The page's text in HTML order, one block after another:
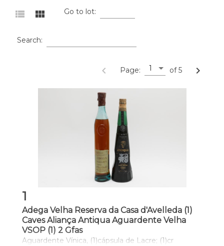
view_list view_module Go to lot:
Search:
navigate_before Page: 1 of 5 navigate_next
1
Adega Velha Reserva da Casa d'Avelleda (1)
Caves Aliança Antiqua Aguardente Velha
VSOP (1) 2 Gfas
Aguardente Vínica, (1)cápsula de Lacre; (1)cr